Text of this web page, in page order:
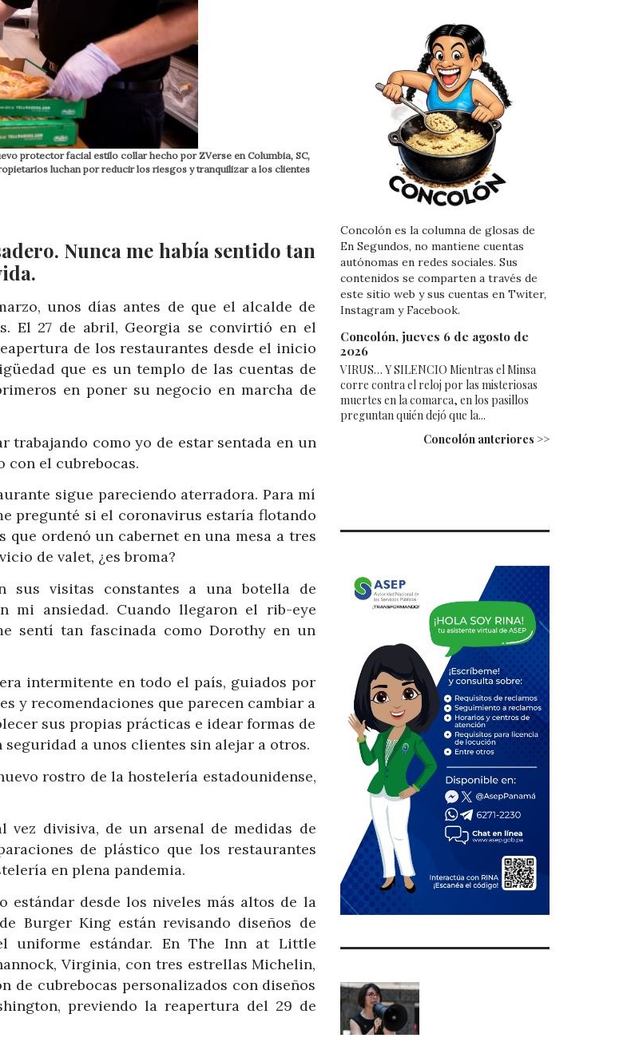
protector facial estilo collar hecho por ZVerse en Columbia, SC,
luchan por reducir los riesgos y tranquilizar a los clientes
Nunca me había sentido tan
unos días antes de que el alcalde de
El 27 de abril, Georgia se convirtió en el
de los restaurantes desde el inicio
que es un templo de las cuentas de
en poner su negocio en marcha de
trabajando como yo de estar sentada en un
con el cubrebocas.
sigue pareciendo aterradora. Para mí
pregunté si el coronavirus estaría flotando
ordenó un cabernet en una mesa a tres
de valet, ¿es broma?
sus visitas constantes a una botella de
mi ansiedad. Cuando llegaron el rib-eye
sentí tan fascinada como Dorothy en un
intermitente en todo el país, guiados por
y recomendaciones que parecen cambiar a
sus propias prácticas e idear formas de
a unos clientes sin alejar a otros.
rostro de la hostelería estadounidense,
divisiva, de un arsenal de medidas de
de plástico que los restaurantes
en plena pandemia.
estándar desde los niveles más altos de la
Burger King están revisando diseños de
uniforme estándar. En The Inn at Little
Virginia, con tres estrellas Michelin,
de cubrebocas personalizados con diseños
previendo la reapertura del 29 de
Concolón es la columna de glosas de
En Segundos, no mantiene cuentas
autónomas en redes sociales. Sus
contenidos se comparten a través de
este sitio web y sus cuentas en Twiter,
Instagram y Facebook.
Concolón, jueves 6 de agosto de
2026
VIRUS… Y SILENCIO Mientras el Minsa
corre contra el reloj por las misteriosas
muertes en la comarca, en los pasillos
preguntan quién dejó que la...
Concolón anteriores >>